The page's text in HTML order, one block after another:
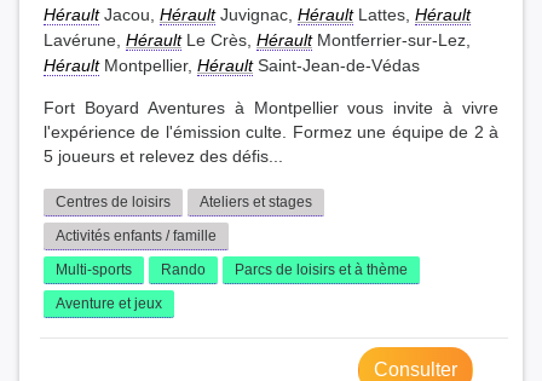
HéraultJacou, HéraultJuvignac, HéraultLattes, Hérault
Lavérune, HéraultLe Crès, HéraultMontferrier-sur-Lez,
HéraultMontpellier, HéraultSaint-Jean-de-Védas
Fort Boyard Aventures à Montpellier vous invite à vivre
l'expérience de l'émission culte. Formez une équipe de 2 à
5 joueurs et relevez des défis...
Centres de loisirs
Ateliers et stages
Activités enfants / famille
Multi-sports
Rando
Parcs de loisirs et à thème
Aventure et jeux
Consulter